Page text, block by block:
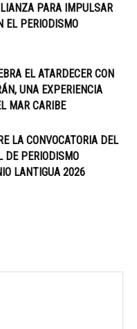
PARA IMPULSAR
EL PERIODISMO
EL ATARDECER CON
UNA EXPERIENCIA
MAR CARIBE
LA CONVOCATORIA DEL
DE PERIODISMO
LANTIGUA 2026